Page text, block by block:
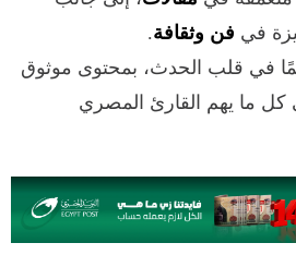
في فن وثقافة.
في قلب الحدث، بمحتوى موثوق
ما يهم القارئ المصري